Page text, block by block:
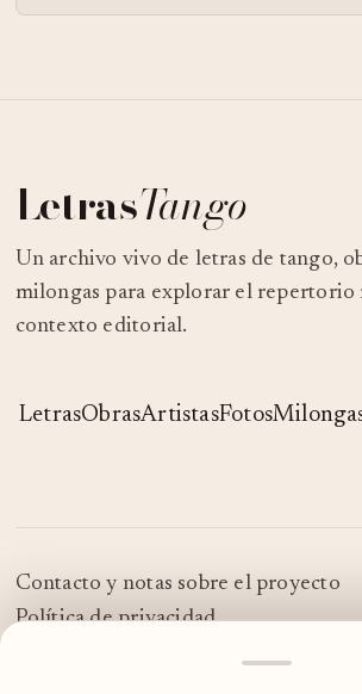
LetrasTango
Un archivo vivo de letras de tango,
milongas para explorar el repertorio
contexto editorial.
LetrasObrasArtistasFotos
Contacto y notas sobre el proyecto
Política de privacidad